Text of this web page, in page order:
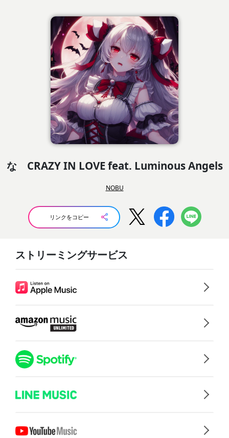
な CRAZY IN LOVE feat. Luminous Angels
NOBU
リンクをコピー
ストリーミングサービス